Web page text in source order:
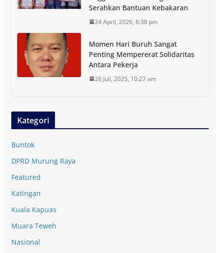
Serahkan Bantuan Kebakaran
24 April, 2026, 6:38 pm
Momen Hari Buruh Sangat
Penting Mempererat Solidaritas
Antara Pekerja
26 Juli, 2025, 10:27 am
Kategori
Buntok
DPRD Murung Raya
Featured
Katingan
Kuala Kapuas
Muara Teweh
Nasional